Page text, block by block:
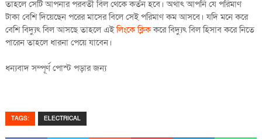
তাহলে সেটি আপনার পরবর্তী বিল থেকে কর্তন হবে। অর্থাৎ আপনি যে পরিমাণ
টাকা বেশি দিয়েছেন পরের মাসের বিলে সেই পরিমাণ কম আসবে। যদি মনে করে
বেশি বিদ্যুৎ বিল আসছে তাহলে এইলিংকে ক্লিককরে বিদ্যুৎ বিল হিসাব করে নিতে
পারেন তাহলে ধারনা পেয়ে যাবেন।
ধন্যবাদ সম্পূর্ণ পোস্ট পড়ার জন্য
TAGS: ELECTRICAL